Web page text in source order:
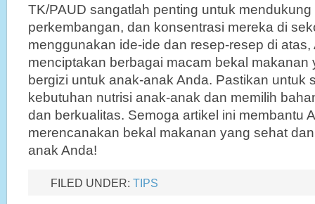
TK/PAUD sangatlah penting untuk
perkembangan, dan konsentrasi mereka di
menggunakan ide-ide dan resep-resep di atas,
menciptakan berbagai macam bekal makanan
bergizi untuk anak-anak Anda. Pastikan untuk
kebutuhan nutrisi anak-anak dan memilih
dan berkualitas. Semoga artikel ini membantu
merencanakan bekal makanan yang sehat
anak Anda!
FILED UNDER: TIPS